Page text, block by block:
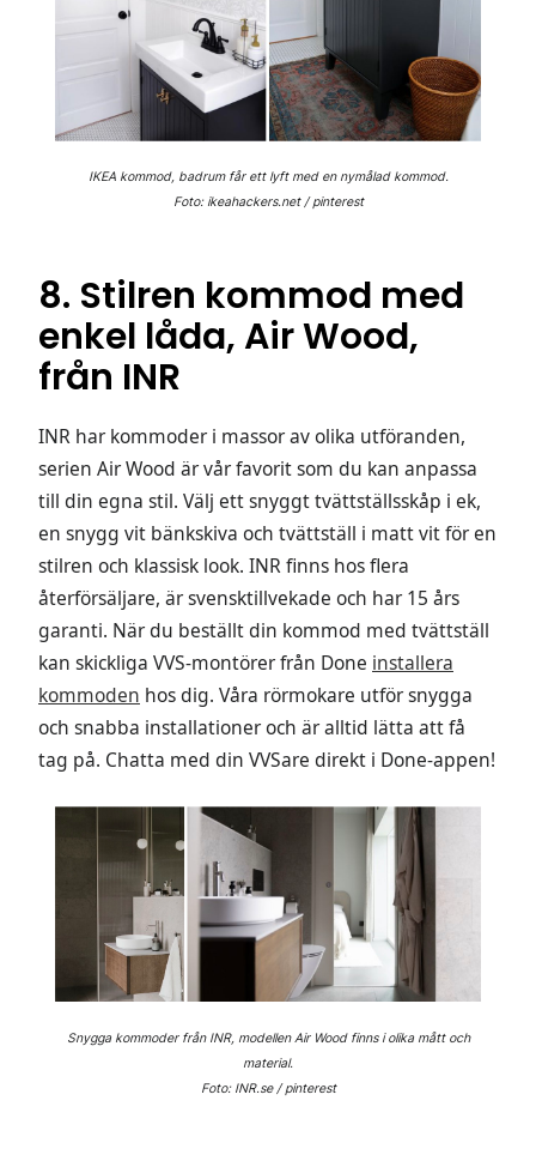
IKEA kommod, badrum får ett lyft med en nymålad kommod.
Foto: ikeahackers.net / pinterest
8. Stilren kommod med
enkel låda, Air Wood,
från INR
INR har kommoder i massor av olika utföranden,
serien Air Wood är vår favorit som du kan anpassa
till din egna stil. Välj ett snyggt tvättställsskåp i ek,
en snygg vit bänkskiva och tvättställ i matt vit för en
stilren och klassisk look. INR finns hos flera
återförsäljare, är svensktillvekade och har 15 års
garanti. När du beställt din kommod med tvättställ
kan skickliga VVS-montörer från Done installera
kommoden hos dig. Våra rörmokare utför snygga
och snabba installationer och är alltid lätta att få
tag på. Chatta med din VVSare direkt i Done-appen!
Snygga kommoder från INR, modellen Air Wood finns i olika mått och
material.
Foto: INR.se / pinterest